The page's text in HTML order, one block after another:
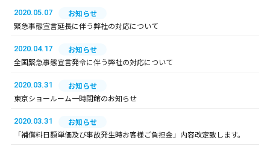
2020.05.07
お知らせ
緊急事態宣言延長に伴う弊社の対応について
2020.04.17
お知らせ
全国緊急事態宣言発令に伴う弊社の対応について
2020.03.31
お知らせ
東京ショールーム一時閉館のお知らせ
2020.03.31
お知らせ
「補償料日額単価及び事故発生時お客様ご負担金」内容改定致します。